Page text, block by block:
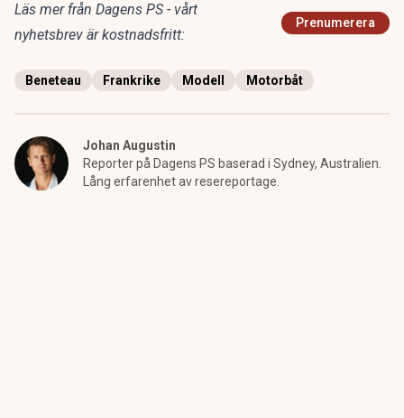
Läs mer från Dagens PS - vårt
nyhetsbrev är kostnadsfritt:
Prenumerera
Beneteau Frankrike Modell Motorbåt
Johan Augustin
Reporter på Dagens PS baserad i Sydney, Australien.
Lång erfarenhet av resereportage.